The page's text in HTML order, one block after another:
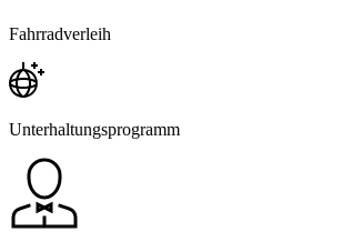
Fahrradverleih
Unterhaltungsprogramm